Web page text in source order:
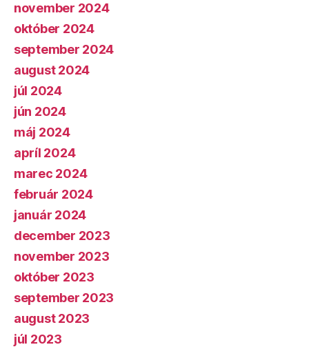
november 2024
október 2024
september 2024
august 2024
júl 2024
jún 2024
máj 2024
apríl 2024
marec 2024
február 2024
január 2024
december 2023
november 2023
október 2023
september 2023
august 2023
júl 2023